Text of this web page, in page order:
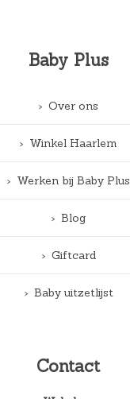
Baby Plus
Over ons
Winkel Haarlem
Werken bij Baby Plus
Blog
Giftcard
Baby uitzetlijst
Contact